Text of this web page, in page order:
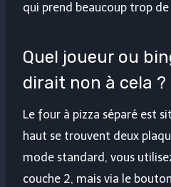
qui prend beaucoup trop
Quel joueur ou
dirait non à cela ?
Le four à pizza séparé est
haut se trouvent deux
mode standard, vous
couche 2, mais via le